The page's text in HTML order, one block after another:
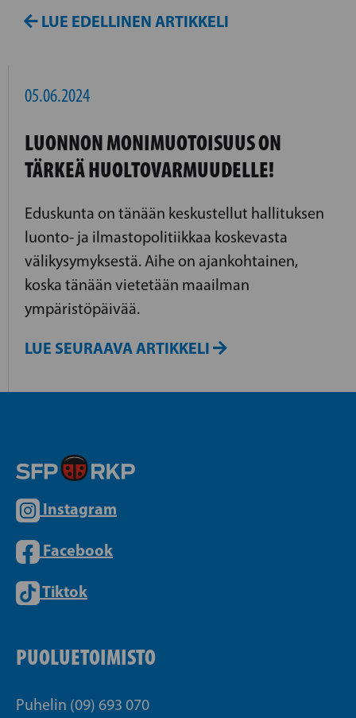
LUE EDELLINEN ARTIKKELI
05.06.2024
LUONNON MONIMUOTOISUUS ON
TÄRKEÄ HUOLTOVARMUUDELLE!
Eduskunta on tänään keskustellut hallituksen
luonto- ja ilmastopolitiikkaa koskevasta
välikysymyksestä. Aihe on ajankohtainen,
koska tänään vietetään maailman
ympäristöpäivää.
LUE SEURAAVA ARTIKKELI
Instagram
Facebook
Tiktok
PUOLUETOIMISTO
Puhelin (09) 693 070